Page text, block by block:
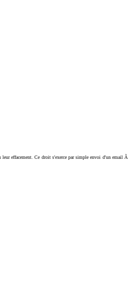
effacement. Ce droit s'exerce par simple envoi d'un email Ã